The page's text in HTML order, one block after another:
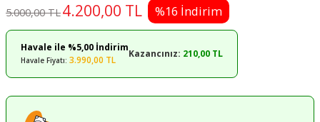
5.000,00 TL4.200,00 TL %16 İndirim
Havale ile %5,00 İndirim
Havale Fiyatı: 3.990,00 TL
Kazancınız: 210,00 TL